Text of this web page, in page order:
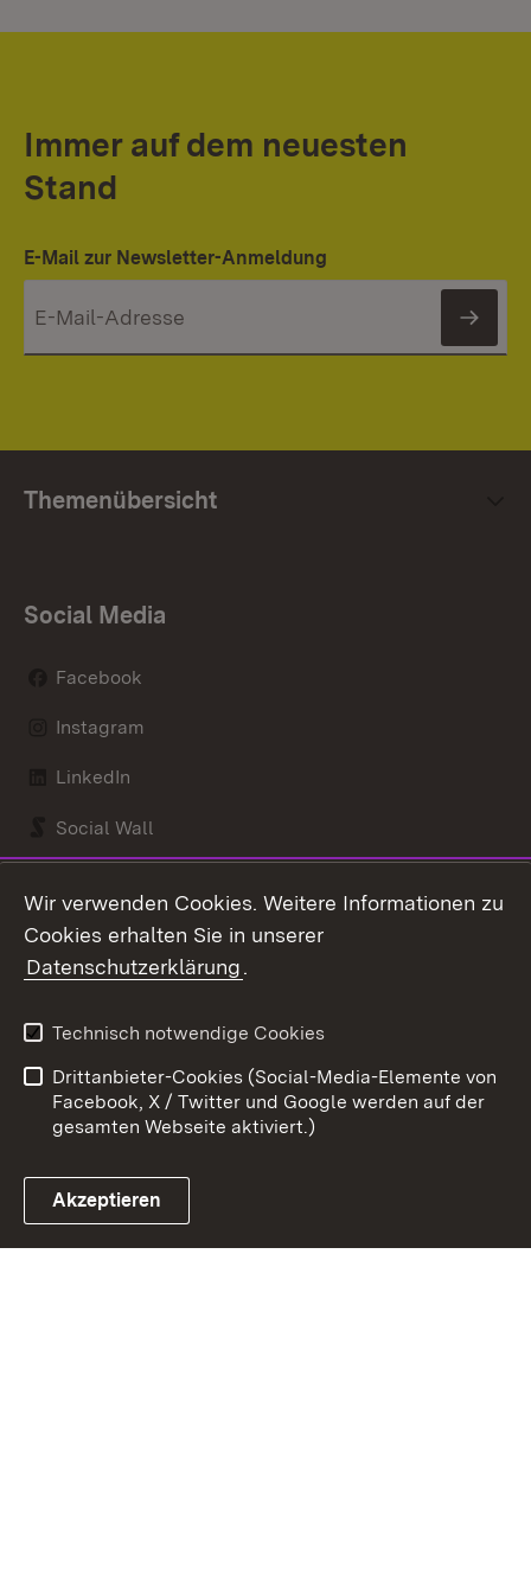
Immer auf dem neuesten
Stand
E-Mail zur Newsletter-Anmeldung
Themenübersicht
Social Media
Facebook
Instagram
LinkedIn
Social Wall
Link zum Landesportal
Kontakt
Barrierefreiheit
Impressum
Cookies
Wir verwenden Cookies. Weitere Informationen zu
Cookies erhalten Sie in unserer
Datenschutzerklärung.
Technisch notwendige Cookies
Drittanbieter-Cookies (Social-Media-Elemente von
Facebook, X / Twitter und Google werden auf der
gesamten Webseite aktiviert.)
Akzeptieren